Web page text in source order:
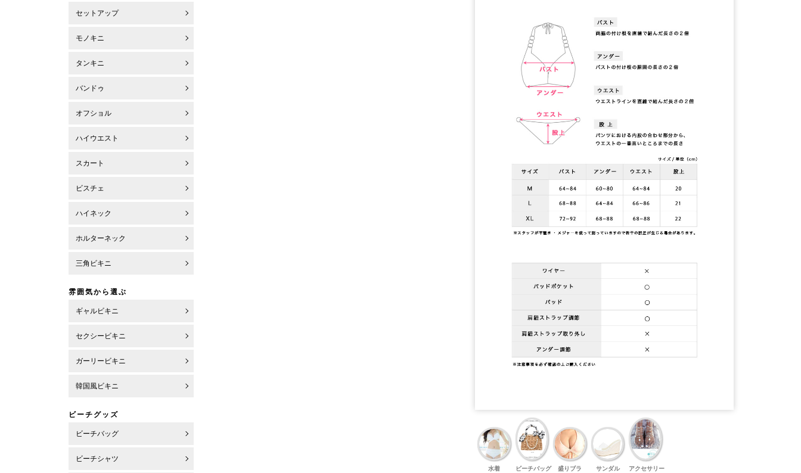
セットアップ
モノキニ
タンキニ
バンドゥ
オフショル
ハイウエスト
スカート
ビスチェ
ハイネック
ホルターネック
三角ビキニ
雰囲気から選ぶ
ギャルビキニ
セクシービキニ
ガーリービキニ
韓国風ビキニ
ビーチグッズ
ビーチバッグ
ビーチシャツ
水着 ビーチバッグ 盛りブラ サンダル アクセサリー